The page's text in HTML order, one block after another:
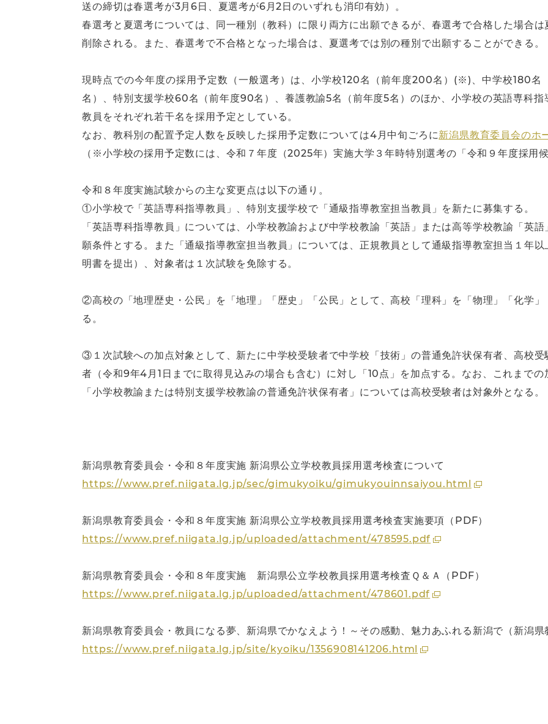
送の締切は春選考が3月6日、夏選考が6月2日のいずれも消印有効）。
春選考と夏選考については、同一種別（教科）に限り両方に出願できるが、春選考で合格した場合
削除される。また、春選考で不合格となった場合は、夏選考では別の種別で出願することができる。
現時点での今年度の採用予定数（一般選考）は、小学校120名（前年度200名）(※)、中学校180
名）、特別支援学校60名（前年度90名）、養護教諭5名（前年度5名）のほか、小学校の英語専科
教員をそれぞれ若干名を採用予定としている。
なお、教科別の配置予定人数を反映した採用予定数については4月中旬ごろに新潟県教育委員会のホ
（※小学校の採用予定数には、令和７年度（2025年）実施大学３年時特別選考の「令和９年度採用
令和８年度実施試験からの主な変更点は以下の通り。
①小学校で「英語専科指導教員」、特別支援学校で「通級指導教室担当教員」を新たに募集する。
「英語専科指導教員」については、小学校教諭および中学校教諭「英語」または高等学校教諭「英
願条件とする。また「通級指導教室担当教員」については、正規教員として通級指導教室担当１年
明書を提出）、対象者は１次試験を免除する。
②高校の「地理歴史・公民」を「地理」「歴史」「公民」として、高校「理科」を「物理」「化学
る。
③１次試験への加点対象として、新たに中学校受験者で中学校「技術」の普通免許状保有者、高校
者（令和9年4月1日までに取得見込みの場合も含む）に対し「10点」を加点する。なお、これまで
「小学校教諭または特別支援学校教諭の普通免許状保有者」については高校受験者は対象外となる。
新潟県教育委員会・令和８年度実施 新潟県公立学校教員採用選考検査について
https://www.pref.niigata.lg.jp/sec/gimukyoiku/gimukyouinnsaiyou.html
新潟県教育委員会・令和８年度実施 新潟県公立学校教員採用選考検査実施要項（PDF）
https://www.pref.niigata.lg.jp/uploaded/attachment/478595.pdf
新潟県教育委員会・令和８年度実施 新潟県公立学校教員採用選考検査Ｑ＆Ａ（PDF）
https://www.pref.niigata.lg.jp/uploaded/attachment/478601.pdf
新潟県教育委員会・教員になる夢、新潟県でかなえよう！～その感動、魅力あふれる新潟で（新潟
https://www.pref.niigata.lg.jp/site/kyoiku/1356908141206.html